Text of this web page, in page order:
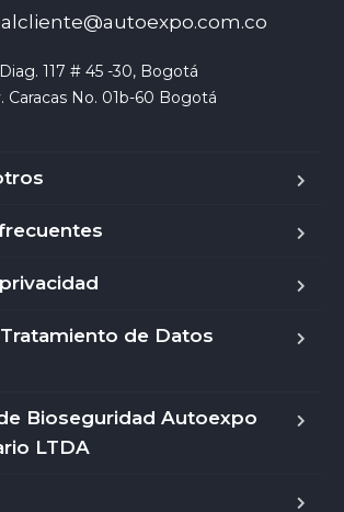
Diag. 117 # 45 -30, Bogotá
Caracas No. 01b-60 Bogotá
de Datos
Bioseguridad Autoexpo
LTDA